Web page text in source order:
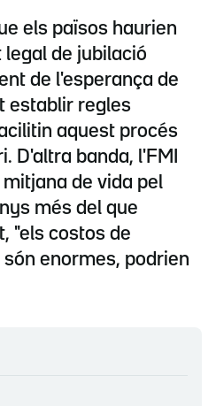
els països haurien
de jubilació
de l'esperança de
establir regles
aquest procés
D'altra banda, l'FMI
de vida pel
més del que
"els costos de
enormes, podrien